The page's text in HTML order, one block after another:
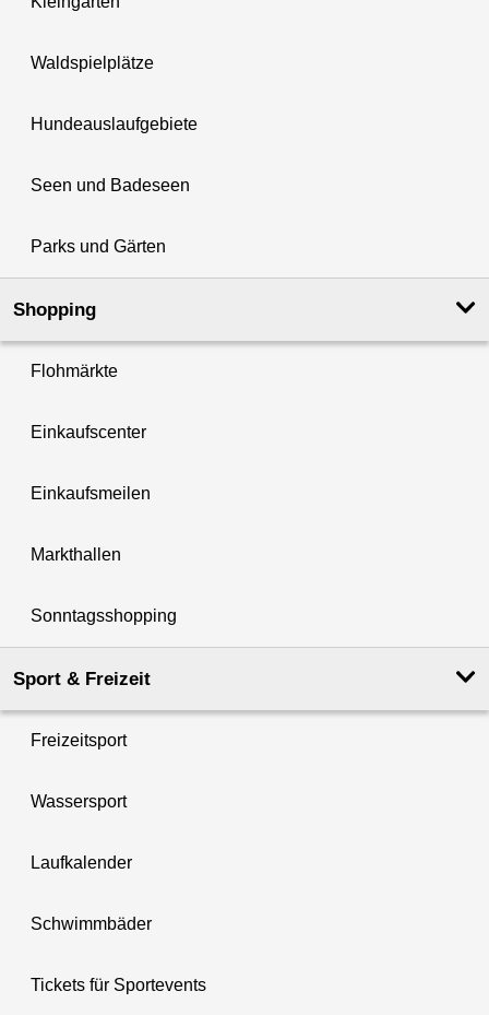
Waldspielplätze
Hundeauslaufgebiete
Seen und Badeseen
Parks und Gärten
Shopping
Flohmärkte
Einkaufscenter
Einkaufsmeilen
Markthallen
Sonntagsshopping
Sport & Freizeit
Freizeitsport
Wassersport
Laufkalender
Schwimmbäder
Tickets für Sportevents